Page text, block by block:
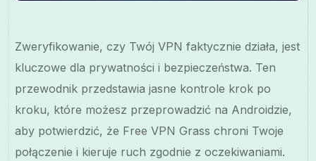
Zweryfikowanie, czy Twój VPN faktycznie działa, jest
kluczowe dla prywatności i bezpieczeństwa. Ten
przewodnik przedstawia jasne kontrole krok po
kroku, które możesz przeprowadzić na Androidzie,
aby potwierdzić, że Free VPN Grass chroni Twoje
połączenie i kieruje ruch zgodnie z oczekiwaniami.